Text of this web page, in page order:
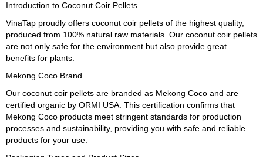
Introduction to Coconut Coir Pellets
VinaTap proudly offers coconut coir pellets of the highest quality,
produced from 100% natural raw materials. Our coconut coir pellets
are not only safe for the environment but also provide great
benefits for plants.
Mekong Coco Brand
Our coconut coir pellets are branded as Mekong Coco and are
certified organic by ORMI USA. This certification confirms that
Mekong Coco products meet stringent standards for production
processes and sustainability, providing you with safe and reliable
products for your use.